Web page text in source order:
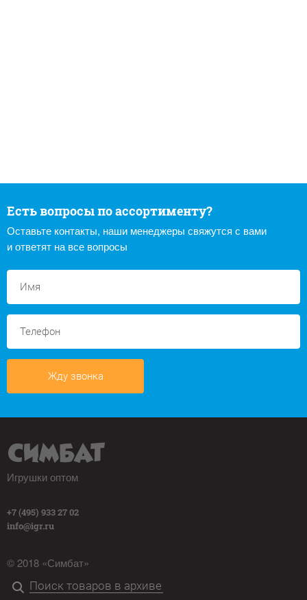
Есть вопросы по ассортименту?
Оставьте контакты, наши менеджеры свяжутся с вами
и ответят на все вопросы
Жду звонка
Игрушки оптом
+7 (495) 933 27 02
info@igr.ru
© 2018 «Симбат»